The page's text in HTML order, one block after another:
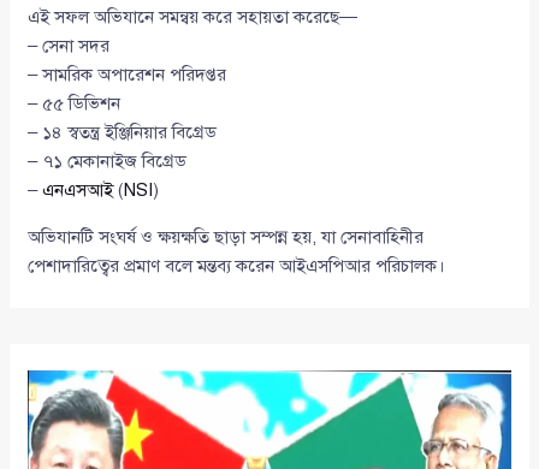
এই সফল অভিযানে সমন্বয় করে সহায়তা করেছে—
– সেনা সদর
– সামরিক অপারেশন পরিদপ্তর
– ৫৫ ডিভিশন
– ১৪ স্বতন্ত্র ইঞ্জিনিয়ার বিগ্রেড
– ৭১ মেকানাইজ বিগ্রেড
–এনএসআই(NSI )
অভিযানটি সংঘর্ষ ও ক্ষয়ক্ষতি ছাড়া সম্পন্ন হয়, যা সেনাবাহিনীর
পেশাদারিত্বের প্রমাণ বলে মন্তব্য করেন আইএসপিআর পরিচালক।